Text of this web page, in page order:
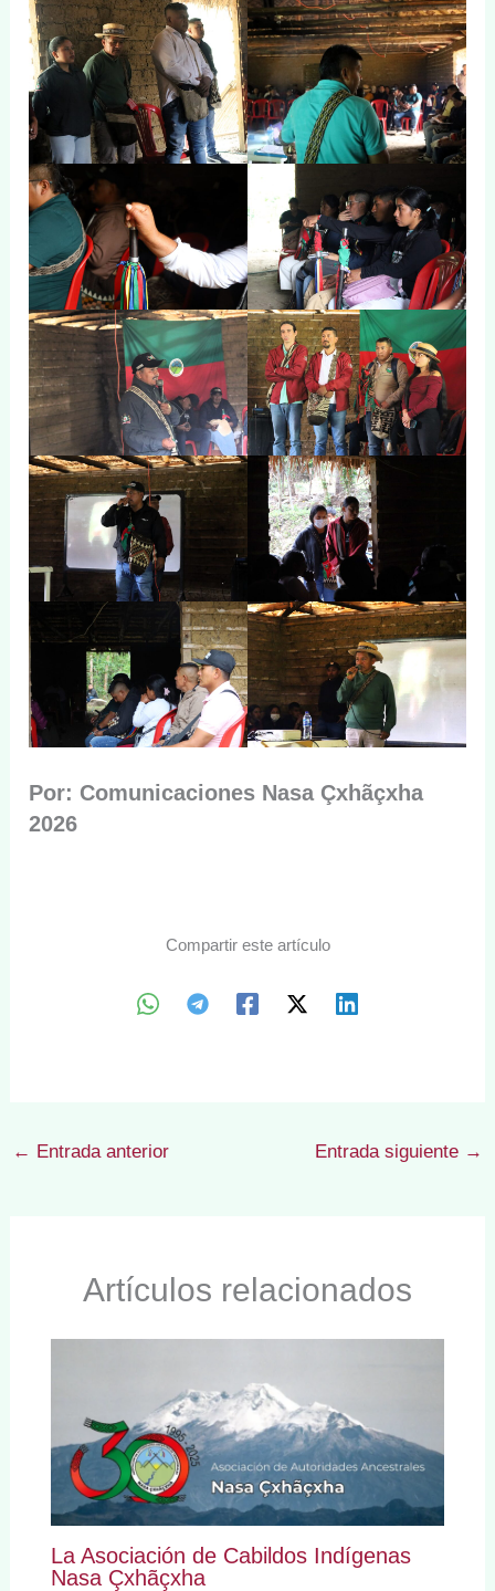
Por: Comunicaciones Nasa Çxhãçxha
2026
Compartir este artículo
← Entrada anterior Entrada siguiente →
Artículos relacionados
La Asociación de Cabildos Indígenas
Nasa Çxhãçxha